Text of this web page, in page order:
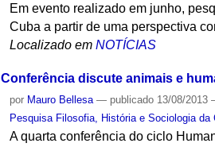
Em evento realizado em junho,
Cuba a partir de uma perspectiva
Localizado em NOTÍCIAS
Conferência discute animais e
por Mauro Bellesa — publicado 13/08/2013
Pesquisa Filosofia, História e Sociologia da
A quarta conferência do ciclo